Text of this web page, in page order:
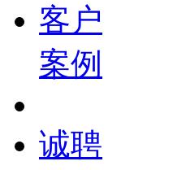
客户
案例
诚聘